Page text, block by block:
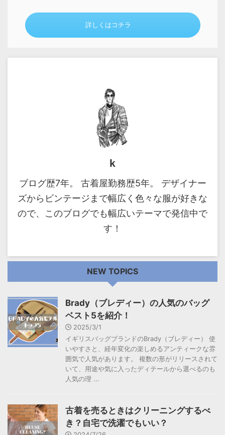
詳しくはコチラ
k
ブログ歴7年。 古着屋勤務歴5年。 デザイナー
ズからビンテージまで幅広く色々な服が好きな
ので、このブログでも幅広いテーマで発信中で
す！
NEW TOPICS
Brady（ブレディー）の人気のバッグ
ベスト5を紹介！
2025/3/1
イギリスバッグブランドのBrady（ブレディー） 使
いやすさと、経年変化の楽しめるアンティークな雰
囲気で人気があります。 複数の形がリリースされて
いて、用途や気に入ったディテールから選べるのも
人気の理 ...
古着を売るときはクリーニングするべ
き？自宅で洗濯でもいい？